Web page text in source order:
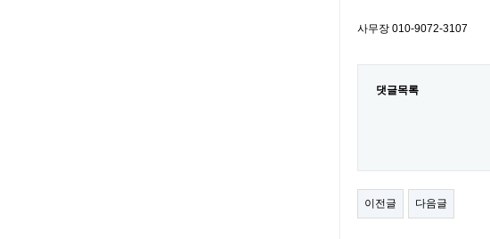
사무장 010-9072-3107
댓글목록
이전글 다음글